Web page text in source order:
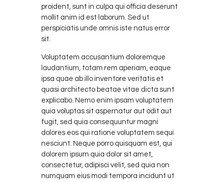
proident, sunt in culpa qui officia deserunt
mollit anim id est laborum. Sed ut
perspiciatis unde omnis iste natus error
sit.
Voluptatem accusantium doloremque
laudantium, totam rem aperiam, eaque
ipsa quae ab illo inventore veritatis et
quasi architecto beatae vitae dicta sunt
explicabo. Nemo enim ipsam voluptatem
quia voluptas sit aspernatur aut odit aut
fugit, sed quia consequuntur magni
dolores eos qui ratione voluptatem sequi
nesciunt. Neque porro quisquam est, qui
dolorem ipsum quia dolor sit amet,
consectetur, adipisci velit, sed quia non
numquam eius modi tempora incidunt ut